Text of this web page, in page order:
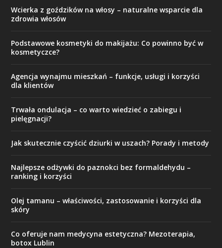
Wcierka z goździków na włosy – naturalne wsparcie dla
zdrowia włosów
Podstawowe kosmetyki do makijażu: Co powinno być w
kosmetyczce?
Agencja wynajmu mieszkań – funkcje, usługi i korzyści
dla klientów
Trwała ondulacja – co warto wiedzieć o zabiegu i
pielęgnacji?
Jak skutecznie czyścić dziurki w uszach? Porady i metody
Najlepsze odżywki do paznokci bez formaldehydu –
ranking i korzyści
Olej tamanu – właściwości, zastosowanie i korzyści dla
skóry
Co oferuje nam medycyna estetyczna? Mezoterapia,
botox Lublin